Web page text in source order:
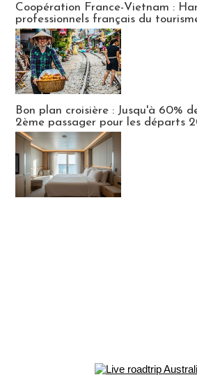
Coopération France-Vietnam :
professionnels français du
Bon plan croisière : Jusqu'à 60%
2ème passager pour les départs